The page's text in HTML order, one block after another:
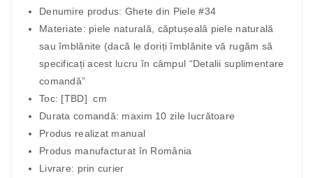
Denumire produs: Ghete din Piele #34
Materiate: piele naturală, căptușeală piele naturală
sau îmblănite (dacă le doriți îmblănite vă rugăm să
specificați acest lucru în câmpul “Detalii suplimentare
comandă”
Toc: [TBD] cm
Durata comandă: maxim 10 zile lucrătoare
Produs realizat manual
Produs manufacturat în România
Livrare: prin curier